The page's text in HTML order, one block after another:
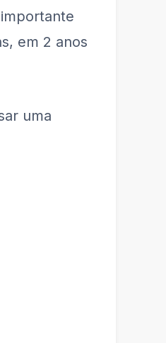
em 2 anos
uma